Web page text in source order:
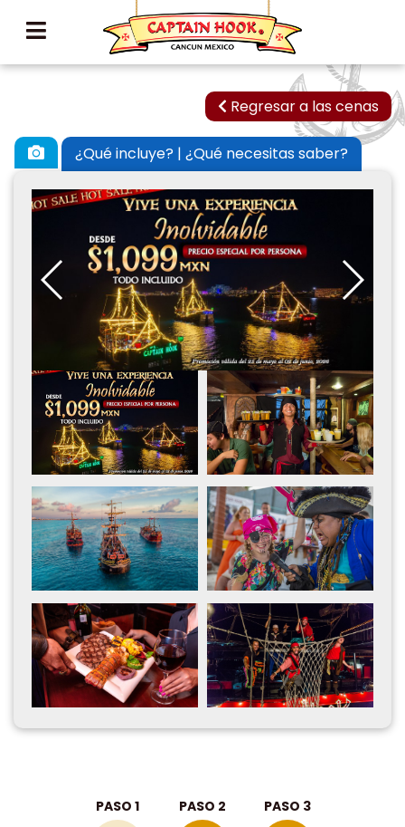
Regresar a las cenas
¿Qué incluye? | ¿Qué necesitas saber?
PASO 1 PASO 2 PASO 3